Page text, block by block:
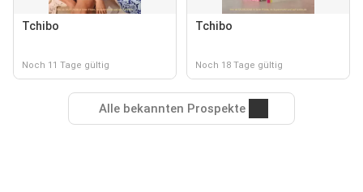
Tchibo
Noch 11 Tage gültig
Tchibo
Noch 18 Tage gültig
Alle bekannten Prospekte